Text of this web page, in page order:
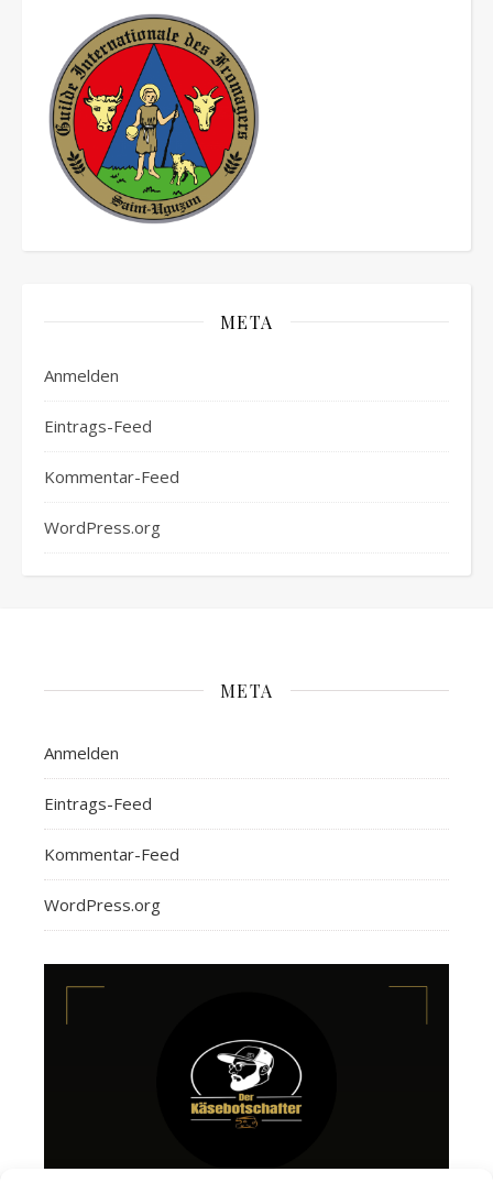
META
Anmelden
Eintrags-Feed
Kommentar-Feed
WordPress.org
META
Anmelden
Eintrags-Feed
Kommentar-Feed
WordPress.org